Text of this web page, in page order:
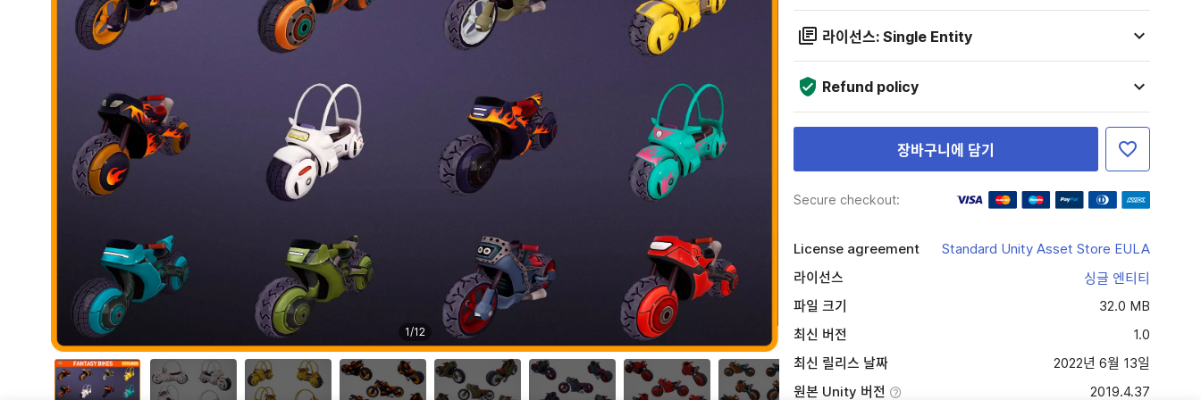
1/12
라이선스: Single Entity
Refund policy
장바구니에 담기
Secure checkout:
License agreement
Standard Unity Asset Store EULA
라이선스
싱글 엔티티
파일 크기
32.0 MB
최신 버전
1.0
최신 릴리스 날짜
2022년 6월 13일
원본 Unity 버전
2019.4.37